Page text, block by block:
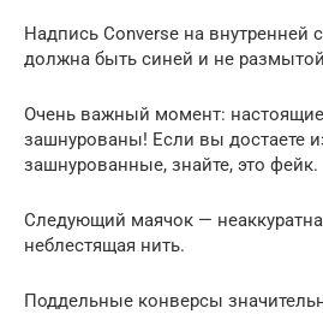
Надпись Converse на внутренней
должна быть синей и не
Очень важный момент:
зашнурованы! Если вы достаете
зашнурованные, знайте, это фейк.
Следующий маячок —
неблестящая нить.
Поддельные конверсы